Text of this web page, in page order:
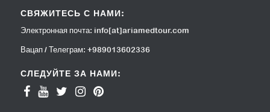
СВЯЖИТЕСЬ С НАМИ:
Электронная почта: info[at]ariamedtour.com
Вацап / Телеграм: +989013602336
СЛЕДУЙТЕ ЗА НАМИ: